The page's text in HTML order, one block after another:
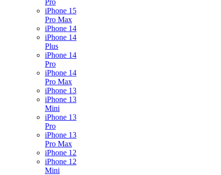
Pro
iPhone 15
Pro Max
iPhone 14
iPhone 14
Plus
iPhone 14
Pro
iPhone 14
Pro Max
iPhone 13
iPhone 13
Mini
iPhone 13
Pro
iPhone 13
Pro Max
iPhone 12
iPhone 12
Mini